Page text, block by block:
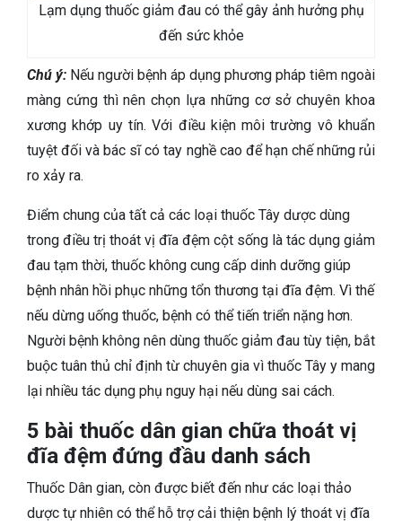
Lạm dụng thuốc giảm đau có thể gây ảnh hưởng phụ
đến sức khỏe
Chú ý: Nếu người bệnh áp dụng phương pháp tiêm ngoài
màng cứng thì nên chọn lựa những cơ sở chuyên khoa
xương khớp uy tín. Với điều kiện môi trường vô khuẩn
tuyệt đối và bác sĩ có tay nghề cao để hạn chế những rủi
ro xảy ra.
Điểm chung của tất cả các loại thuốc Tây dược dùng
trong điều trị thoát vị đĩa đệm cột sống là tác dụng giảm
đau tạm thời, thuốc không cung cấp dinh dưỡng giúp
bệnh nhân hồi phục những tổn thương tại đĩa đệm. Vì thế
nếu dừng uống thuốc, bệnh có thể tiến triển nặng hơn.
Người bệnh không nên dùng thuốc giảm đau tùy tiện, bắt
buộc tuân thủ chỉ định từ chuyên gia vì thuốc Tây y mang
lại nhiều tác dụng phụ nguy hại nếu dùng sai cách.
5 bài thuốc dân gian chữa thoát vị
đĩa đệm đứng đầu danh sách
Thuốc Dân gian, còn được biết đến như các loại thảo
dược tự nhiên có thể hỗ trợ cải thiện bệnh lý thoát vị đĩa